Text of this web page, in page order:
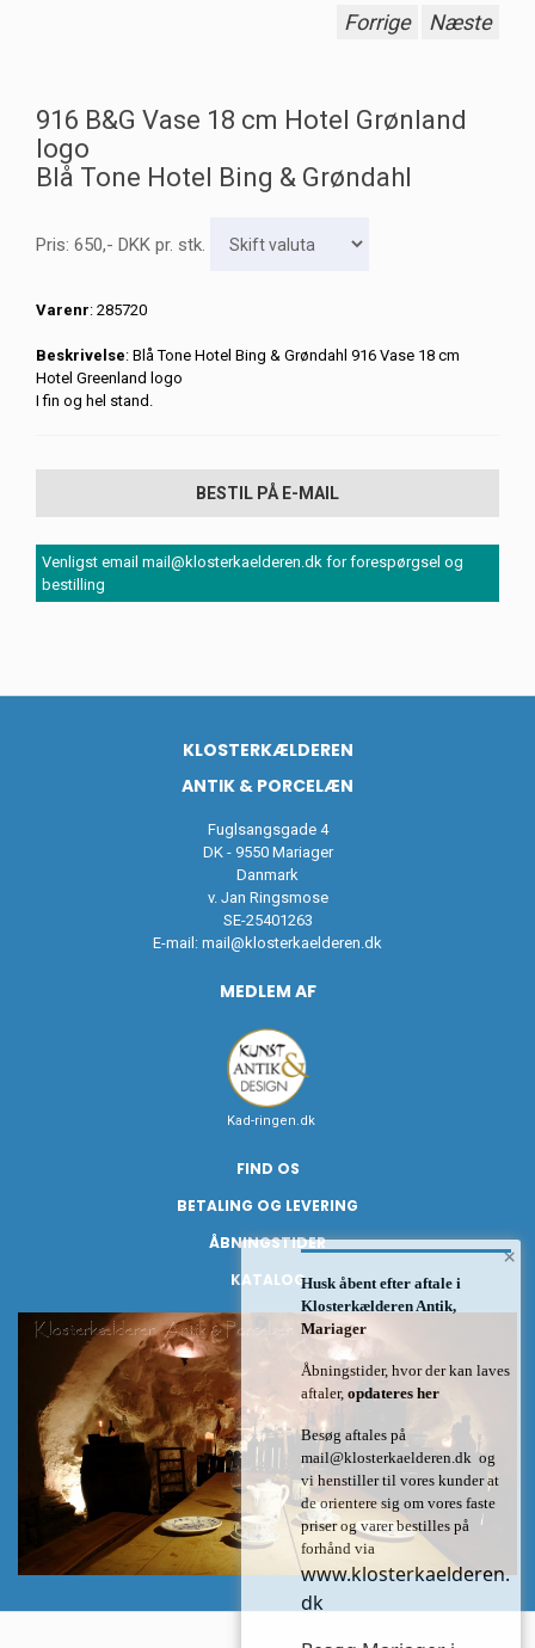
Forrige Næste
916 B&G Vase 18 cm Hotel Grønland
logo
Blå Tone Hotel Bing & Grøndahl
Pris: 650,- DKK pr. stk.
Varenr: 285720
Beskrivelse: Blå Tone Hotel Bing & Grøndahl 916 Vase 18 cm
Hotel Greenland logo
I fin og hel stand.
BESTIL PÅ E-MAIL
Venligst email mail@klosterkaelderen.dk for forespørgsel og
bestilling
KLOSTERKÆLDEREN
ANTIK & PORCELÆN
Fuglsangsgade 4
DK - 9550 Mariager
Danmark
v. Jan Ringsmose
SE-25401263
E-mail: mail@klosterkaelderen.dk
MEDLEM AF
Kad-ringen.dk
FIND OS
BETALING OG LEVERING
ÅBNINGSTIDER
KATALOG
×
Husk åbent efter aftale i
Klosterkælderen Antik,
Mariager
Åbningstider, hvor der kan laves
aftaler, opdateres her
Besøg aftales på
mail@klosterkaelderen.dk og
vi henstiller til vores kunder at
de orientere sig om vores faste
priser og varer bestilles på
forhånd via
www.klosterkaelderen.
dk